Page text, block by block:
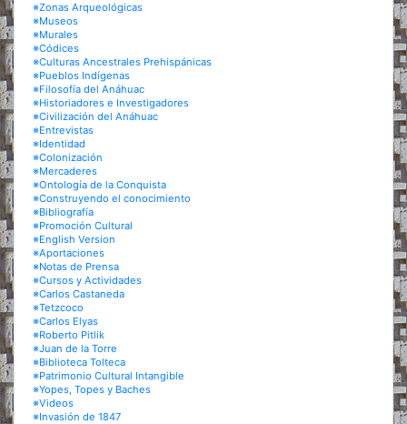
※Zonas Arqueológicas
※Museos
※Murales
※Códices
※Culturas Ancestrales Prehispánicas
※Pueblos Indígenas
※Filosofía del Anáhuac
※Historiadores e Investigadores
※Civilización del Anáhuac
※Entrevistas
※Identidad
※Colonización
※Mercaderes
※Ontología de la Conquista
※Construyendo el conocimiento
※Bibliografía
※Promoción Cultural
※English Version
※Aportaciones
※Notas de Prensa
※Cursos y Actividades
※Carlos Castaneda
※Tetzcoco
※Carlos Elyas
※Roberto Pitlik
※Juan de la Torre
※Biblioteca Tolteca
※Patrimonio Cultural Intangible
※Yopes, Topes y Baches
※Videos
※Invasión de 1847